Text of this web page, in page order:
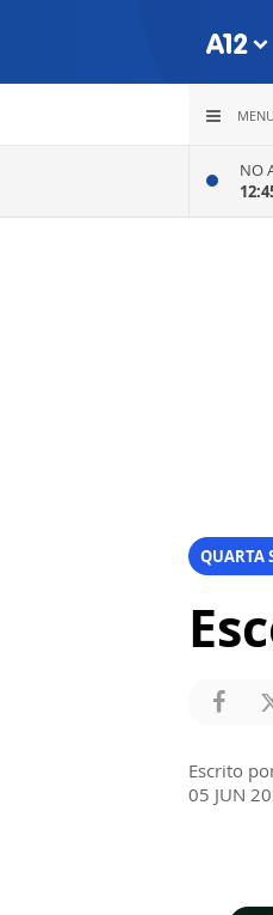
MENU
NO
QUARTA
Escrito
05 JUN